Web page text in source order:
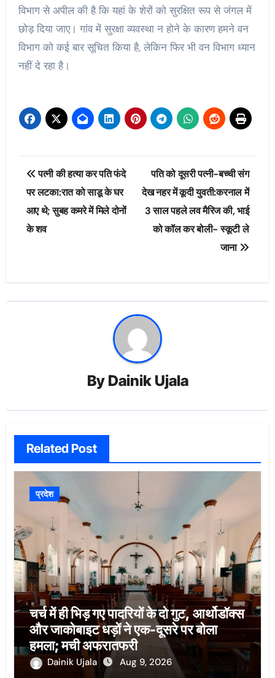
विभाग से अपील की है कि यहां के शेरों को सुरक्षित रूप से जंगल में
छोड़ दिया जाए। गांव में सुरक्षा व्यवस्था न होने के कारण हमने वन
विभाग को कई बार सूचित किया है, लेकिन फिर भी वन विभाग ध्यान
नहीं दे रहा है।
Post
navigation
पत्नी की हत्या कर पति फंदे
पर लटका:रात को साडू के घर
आए थे; सुबह कमरे में मिले दोनों
के शव
पति को दूसरी पत्नी-बच्ची संग
देख नहर में कूदी युवती:करनाल में
3 साल पहले लव मैरिज की, भाई
को कॉल कर बोली- स्कूटी ले
जाना
By Dainik Ujala
Related Post
प्रदेश
चर्च में ही भिड़ गए पादरियों के दो गुट, आर्थोडॉक्स
और जाकोबाइट धड़ों ने एक-दूसरे पर बोला
हमला; मची अफरातफरी
Dainik Ujala Aug 9, 2026